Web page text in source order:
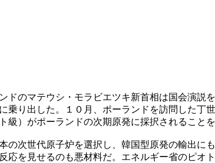
ドのマテウシ・モラビエツキ新首相は国会演
乗り出した。１０月、ポーランドを訪問した丁
級）がポーランドの次期原発に採択されること
の次世代原子炉を選択し、韓国型原発の輸出
応を見せるのも悪材料だ。エネルギー省のピ